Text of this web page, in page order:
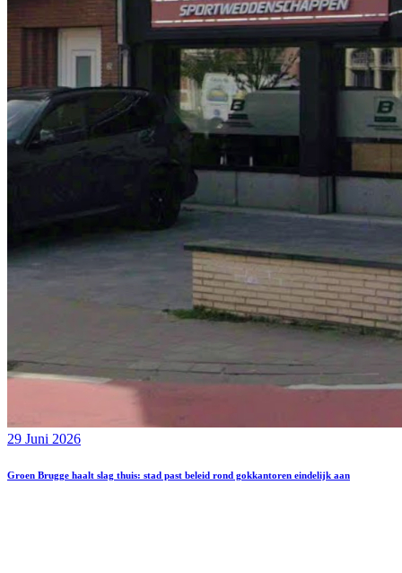
29 Juni 2026
Groen Brugge haalt slag thuis: stad past beleid rond gokkantoren eindelijk aan